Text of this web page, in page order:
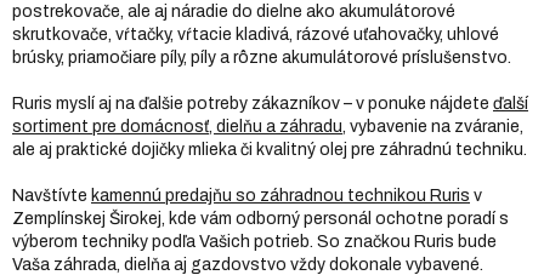
postrekovače, ale aj náradie do dielne ako akumulátorové
skrutkovače, vŕtačky, vŕtacie kladivá, rázové uťahovačky, uhlové
brúsky, priamočiare píly, píly a rôzne akumulátorové príslušenstvo.
Ruris myslí aj na ďalšie potreby zákazníkov – v ponuke nájdete ďalší
sortiment pre domácnosť, dielňu a záhradu , vybavenie na zváranie,
ale aj praktické dojičky mlieka či kvalitný olej pre záhradnú techniku.
Navštívte kamennú predajňu so záhradnou technikou Ruris v
Zemplínskej Širokej, kde vám odborný personál ochotne poradí s
výberom techniky podľa Vašich potrieb. So značkou Ruris bude
Vaša záhrada, dielňa aj gazdovstvo vždy dokonale vybavené.